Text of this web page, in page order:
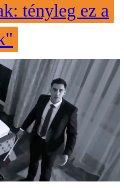
tényleg ez a